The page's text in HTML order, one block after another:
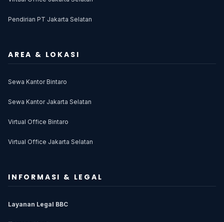
Pendirian PT Jakarta Selatan
AREA & LOKASI
Sewa Kantor Bintaro
Sewa Kantor Jakarta Selatan
Virtual Office Bintaro
Virtual Office Jakarta Selatan
INFORMASI & LEGAL
Layanan Legal BBC